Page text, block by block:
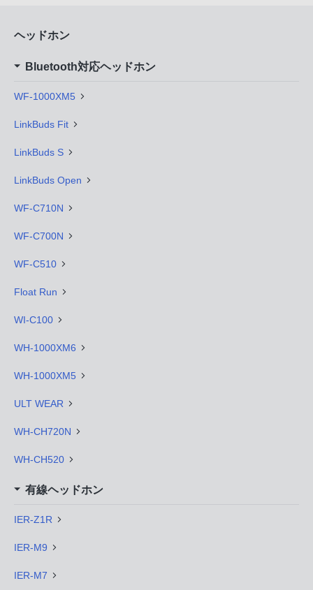
ヘッドホン
Bluetooth対応ヘッドホン
WF-1000XM5
LinkBuds Fit
LinkBuds S
LinkBuds Open
WF-C710N
WF-C700N
WF-C510
Float Run
WI-C100
WH-1000XM6
WH-1000XM5
ULT WEAR
WH-CH720N
WH-CH520
有線ヘッドホン
IER-Z1R
IER-M9
IER-M7